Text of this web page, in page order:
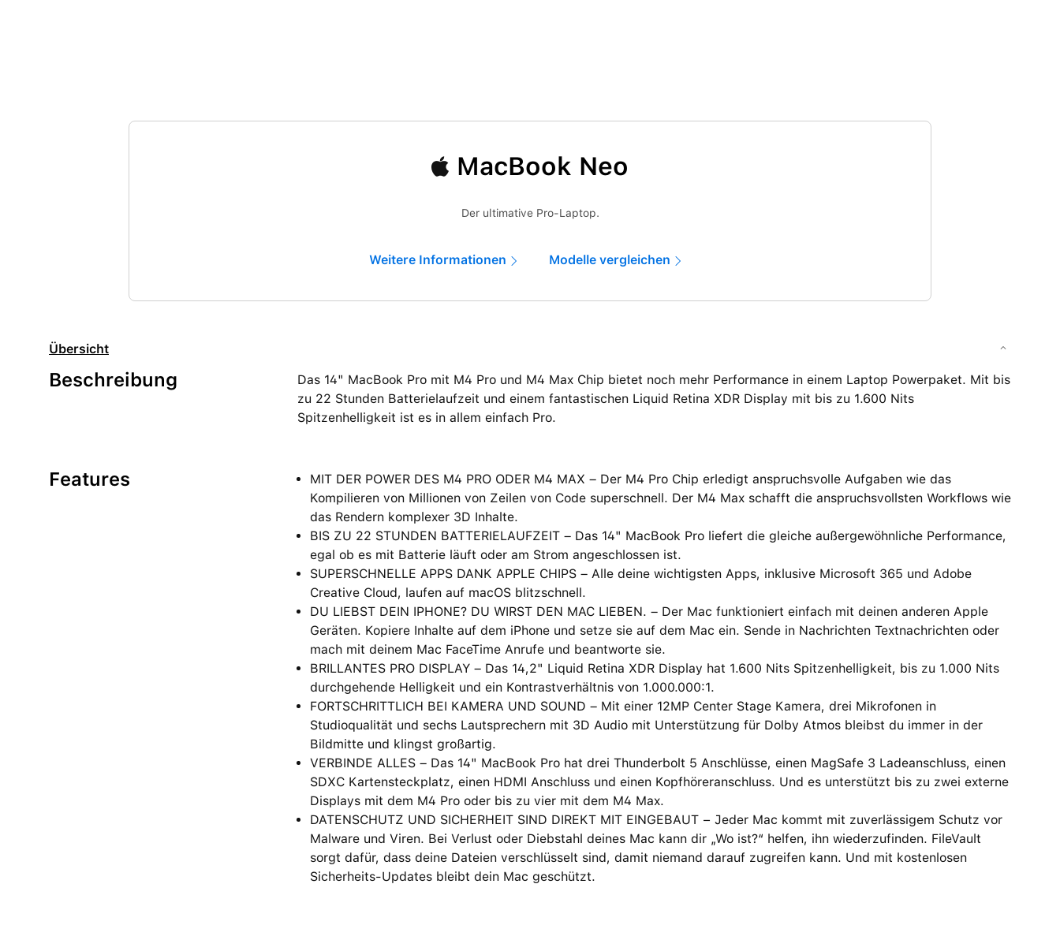
MacBook Neo
Der ultimative Pro-Laptop.
Weitere Informationen Modelle vergleichen
Übersicht
Beschreibung
Das 14" MacBook Pro mit M4 Pro und M4 Max Chip bietet noch mehr Performance in einem Laptop Powerpaket. Mit bis
zu 22 Stunden Batterielaufzeit und einem fantastischen Liquid Retina XDR Display mit bis zu 1.600 Nits
Spitzenhelligkeit ist es in allem einfach Pro.
Features
MIT DER POWER DES M4 PRO ODER M4 MAX – Der M4 Pro Chip erledigt anspruchsvolle Aufgaben wie das
Kompilieren von Millionen von Zeilen von Code superschnell. Der M4 Max schafft die anspruchsvollsten Workflows wie
das Rendern komplexer 3D Inhalte.
BIS ZU 22 STUNDEN BATTERIELAUFZEIT – Das 14" MacBook Pro liefert die gleiche außergewöhnliche Performance,
egal ob es mit Batterie läuft oder am Strom angeschlossen ist.
SUPERSCHNELLE APPS DANK APPLE CHIPS – Alle deine wichtigsten Apps, inklusive Microsoft 365 und Adobe
Creative Cloud, laufen auf macOS blitzschnell.
DU LIEBST DEIN IPHONE? DU WIRST DEN MAC LIEBEN. – Der Mac funktioniert einfach mit deinen anderen Apple
Geräten. Kopiere Inhalte auf dem iPhone und setze sie auf dem Mac ein. Sende in Nachrichten Textnachrichten oder
mach mit deinem Mac FaceTime Anrufe und beantworte sie.
BRILLANTES PRO DISPLAY – Das 14,2" Liquid Retina XDR Display hat 1.600 Nits Spitzenhelligkeit, bis zu 1.000 Nits
durchgehende Helligkeit und ein Kontrastverhältnis von 1.000.000:1.
FORTSCHRITTLICH BEI KAMERA UND SOUND – Mit einer 12MP Center Stage Kamera, drei Mikrofonen in
Studioqualität und sechs Lautsprechern mit 3D Audio mit Unterstützung für Dolby Atmos bleibst du immer in der
Bildmitte und klingst großartig.
VERBINDE ALLES – Das 14" MacBook Pro hat drei Thunderbolt 5 Anschlüsse, einen MagSafe 3 Ladeanschluss, einen
SDXC Kartensteckplatz, einen HDMI Anschluss und einen Kopfhöreranschluss. Und es unterstützt bis zu zwei externe
Displays mit dem M4 Pro oder bis zu vier mit dem M4 Max.
DATENSCHUTZ UND SICHERHEIT SIND DIREKT MIT EINGEBAUT − Jeder Mac kommt mit zuverlässigem Schutz vor
Malware und Viren. Bei Verlust oder Diebstahl deines Mac kann dir „Wo ist?“ helfen, ihn wiederzufinden. FileVault
sorgt dafür, dass deine Dateien verschlüsselt sind, damit niemand darauf zugreifen kann. Und mit kostenlosen
Sicherheits-Updates bleibt dein Mac geschützt.